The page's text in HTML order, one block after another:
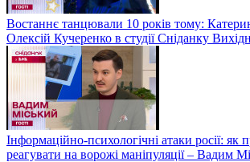
Востаннє танцювали 10 років тому:
Олексій Кучеренко в студії Сніданку
Інформаційно-психологічні атаки росії: як
реагувати на ворожі маніпуляції – Вадим